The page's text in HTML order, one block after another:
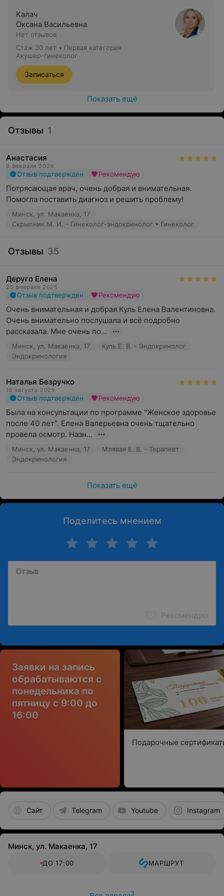
Калач
Оксана Васильевна
Нет отзывов
Стаж 30 лет • Первая категория
Акушер-гинеколог
Записаться
Показать ещё
Отзывы 1
Анастасия
9 февраля 2024
Отзыв подтвержден Рекомендую
Потрясающая врач, очень добрая и внимательная.
Помогла поставить диагноз и решить проблему!
Минск, ул. Макаенка, 17
Скрыпник М. И. - Гинеколог-эндокринолог • Гинеколог
Отзывы 35
Деруго Елена
25 февраля 2026
Отзыв подтвержден Рекомендую
Очень внимательная и добрая Куль Елена Валентиновна.
Очень внимательно послушала и всё подробно
рассказала. Мне очень по...
Минск, ул. Макаенка, 17
Куль Е. В. - Эндокринолог
Эндокринология
Наталья Безручко
18 августа 2025
Отзыв подтвержден Рекомендую
Была на консультации по программе "Женское здоровье
после 40 лет". Елена Валерьевна очень тщательно
провела осмотр. Назн...
Минск, ул. Макаенка, 17
Млявая Е. В. - Терапевт
Эндокринология
Показать ещё
Поделитесь мнением
Рекомендую
Заявки на запись
обрабатываются с
понедельника по
пятницу с 9:00 до
16:00
Подарочные
Сайт Telegram Youtube Instagram
Минск, ул. Макаенка, 17
ДО 17:00 МАРШРУТ
3